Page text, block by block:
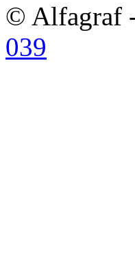
© Alfagraf
039